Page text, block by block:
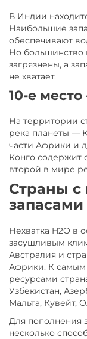
В Индии
Наибольшие
обеспечивают
Но большинство
загрязнены, а
не хватает.
10-е
На территории
река планеты —
части Африки и
Конго содержит
второй в мире
Страны
Нехватка H2O в
засушливым
Австралия и
Африки. К
ресурсами
Узбекистан,
Мальта, Кувейт,
Для пополнения
несколько